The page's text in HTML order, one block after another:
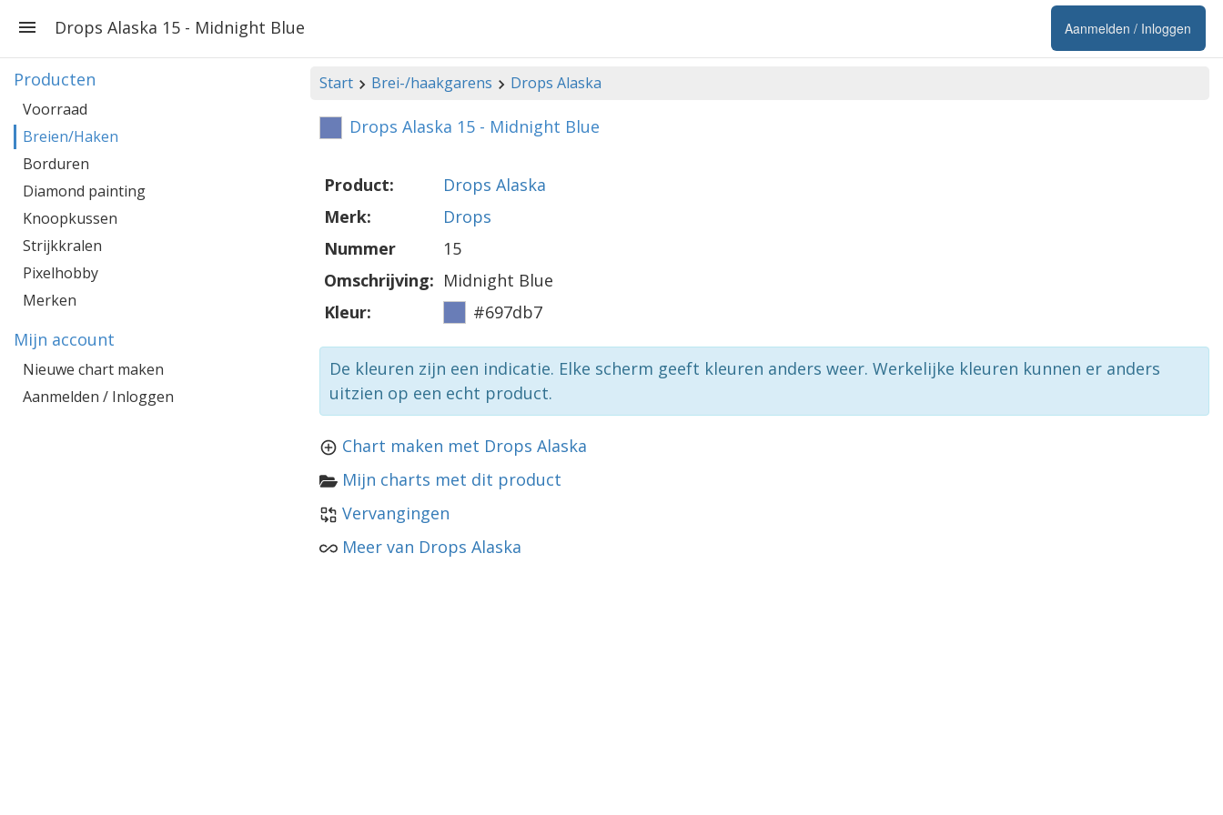
Aanmelden / Inloggen
Drops Alaska 15 - Midnight Blue
Start Brei-/haakgarens Drops Alaska
Drops Alaska 15 - Midnight Blue
Product:
Drops Alaska
Merk:
Drops
Nummer
15
Omschrijving: Midnight Blue
Kleur:
#697db7
De kleuren zijn een indicatie. Elke scherm geeft kleuren anders weer. Werkelijke kleuren kunnen er anders
uitzien op een echt product.
Chart maken met Drops Alaska
Mijn charts met dit product
Vervangingen
Meer van Drops Alaska
Producten
Voorraad
Breien/Haken
Borduren
Diamond painting
Knoopkussen
Strijkkralen
Pixelhobby
Merken
Mijn account
Nieuwe chart maken
Aanmelden / Inloggen